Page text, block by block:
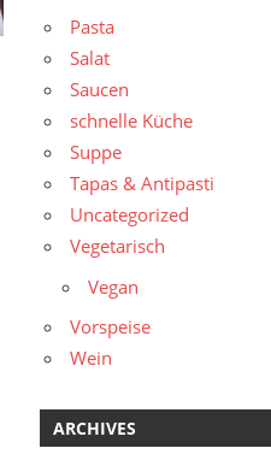
Pasta
Salat
Saucen
schnelle Küche
Suppe
Tapas & Antipasti
Uncategorized
Vegetarisch
Vegan
Vorspeise
Wein
ARCHIVES